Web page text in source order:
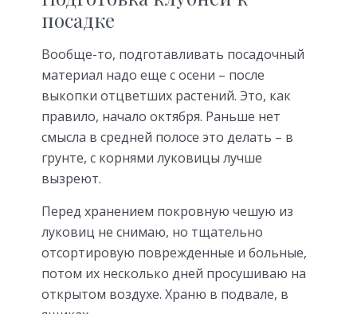
посадке
Вообще-то, подготавливать посадочный
материал надо еще с осени – после
выкопки отцветших растений. Это, как
правило, начало октября. Раньше нет
смысла в средней полосе это делать – в
грунте, с корнями луковицы лучше
вызреют.
Перед хранением покровную чешую из
луковиц не снимаю, но тщательно
отсортировую поврежденные и больные,
потом их несколько дней просушиваю на
открытом воздухе. Храню в подвале, в